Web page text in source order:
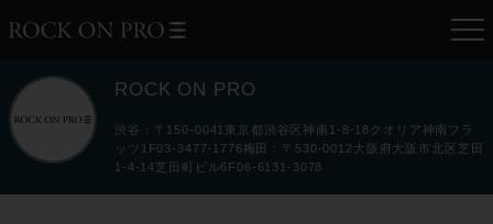
ROCK ON PRO
渋谷：〒150-0041東京都渋谷区神南1-8-18クオリア神南フラ
ッツ1F03-3477-1776梅田：〒530-0012大阪府大阪市北区芝田
1-4-14芝田町ビル6F06-6131-3078